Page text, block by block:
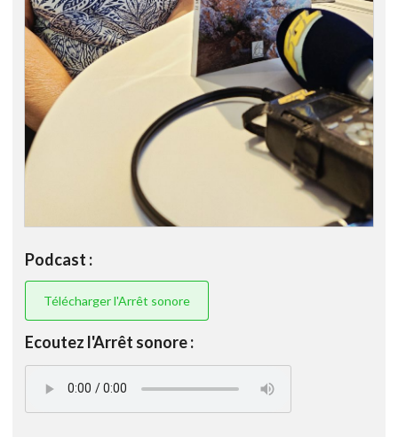
Podcast :
Télécharger l'Arrêt sonore
Ecoutez l'Arrêt sonore :